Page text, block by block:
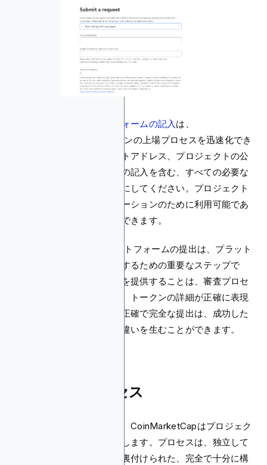
リクエストフォームの記入は、
CoinMarketCapでのトークンの上場プロセスを迅速化でき
ます。トークンコントラクトアドレス、プロジェクトの公
式メール、適切なフォームの記入を含む、すべての必要な
情報を提供することを確実にしてください。プロジェクト
からの代表者がコミュニケーションのために利用可能であ
ることも、プロセスを促進できます。
CoinMarketCapのリクエストフォームの提出は、プラット
フォームでトークンを上場するための重要なステップで
す。正確で検証可能な情報を提供することは、審査プロセ
スを迅速化するだけでなく、トークンの詳細が正確に表現
されることを保証します。正確で完全な提出は、成功した
上場の達成において大きな違いを生むことができます。
検証と審査プロセス
重要な検証と審査段階では、CoinMarketCapはプロジェク
トの信頼性と真正性を評価します。プロセスは、独立して
検証可能な情報源によって裏付けられた、完全で十分に構